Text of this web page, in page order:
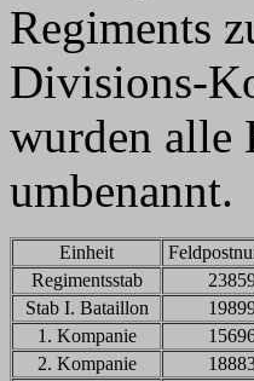
Regiments
Divisions-
wurden alle
umbenannt.
Einheit
Regimentsstab
Stab I. Bataillon
1. Kompanie
2. Kompanie